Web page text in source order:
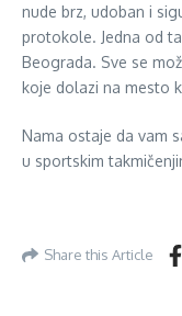
nude brz, udoban i
protokole. Jedna od
Beograda. Sve se
koje dolazi na mesto
Nama ostaje da vam
u sportskim
Share this Article